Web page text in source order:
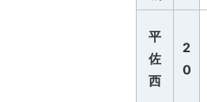
平
佐
西
2
0